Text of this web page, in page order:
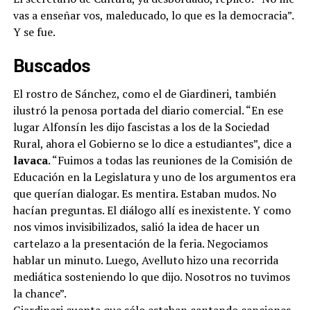
vas a enseñar vos, maleducado, lo que es la democracia”.
Y se fue.
Buscados
El rostro de Sánchez, como el de Giardineri, también
ilustró la penosa portada del diario comercial. “En ese
lugar Alfonsín les dijo fascistas a los de la Sociedad
Rural, ahora el Gobierno se lo dice a estudiantes”, dice a
lavaca. “Fuimos a todas las reuniones de la Comisión de
Educación en la Legislatura y uno de los argumentos era
que querían dialogar. Es mentira. Estaban mudos. No
hacían preguntas. El diálogo allí es inexistente. Y como
nos vimos invisibilizados, salió la idea de hacer un
cartelazo a la presentación de la feria. Negociamos
hablar un minuto. Luego, Avelluto hizo una recorrida
mediática sosteniendo lo que dijo. Nosotros no tuvimos
la chance”.